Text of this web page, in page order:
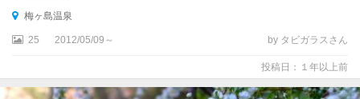
梅ヶ島温泉
25 2012/05/09～ by タビガラスさん
投稿日：１年以上前